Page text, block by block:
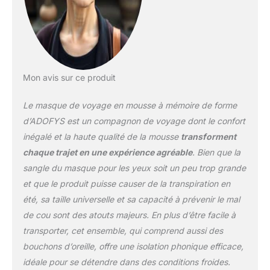
ensemble de masque
pour les yeux, ce qui
garantit que les
confortable. Les
isolants du bruit
garantissent que vous
n'entendez pas les bruits
de vol inutiles. Design
de nuque est conçu de
telle sorte que votre cou
ne se sentira jamais
comme s'il manquait de
soutien. L'oreiller de
voyage est conçu pour
une position de sommeil
Mon avis sur ce produit
Le masque de voyage en mousse à mémoire de forme
d’ADOFYS est un compagnon de voyage dont le confort
inégalé et la haute qualité de la mousse transforment
chaque trajet en une expérience agréable. Bien que la
sangle du masque pour les yeux soit un peu trop grande
et que le produit puisse causer de la transpiration en
été, sa taille universelle et sa capacité à prévenir le mal
de cou sont des atouts majeurs. En plus d’être facile à
transporter, cet ensemble, qui comprend aussi des
bouchons d’oreille, offre une isolation phonique efficace,
idéale pour se détendre dans des conditions froides.